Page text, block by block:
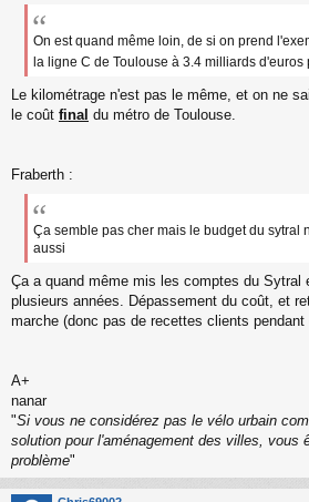
s
o
n
On est quand même loin, de si on prend
la ligne C de Toulouse à 3.4 milliards d'euros
Le kilométrage n'est pas le même, et on ne
le coût final du métro de Toulouse.
Fraberth :
Ça semble pas cher mais le budget du sytral
aussi
Ça a quand même mis les comptes du Sytral
plusieurs années. Dépassement du coût, et
marche (donc pas de recettes clients pendant
A+
nanar
"Si vous ne considérez pas le vélo urbain
solution pour l'aménagement des villes, vous
problème"